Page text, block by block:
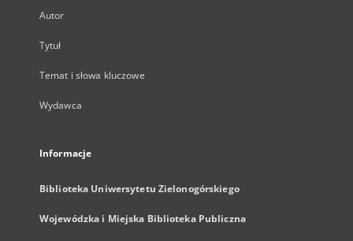
Autor
Tytuł
Temat i słowa kluczowe
Wydawca
Informacje
Biblioteka Uniwersytetu Zielonogórskiego
Wojewódzka i Miejska Biblioteka Publiczna